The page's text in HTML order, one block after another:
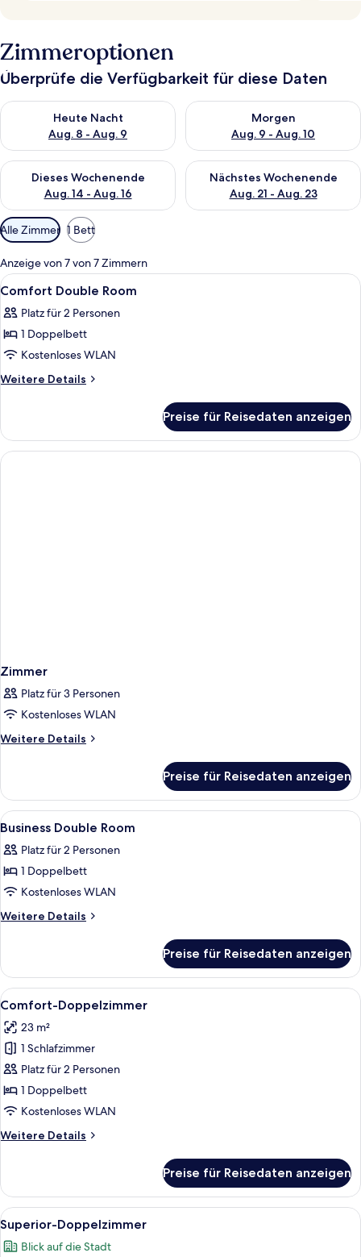
Zimmeroptionen
Überprüfe die Verfügbarkeit für diese Daten
Heute Nacht
Aug. 8 - Aug. 9
Überprüfe die Verfügbarkeit für heute Nacht, Aug. 8 - Aug. 9.
Morgen
Aug. 9 - Aug. 10
Überprüfe die Verfügbarkeit
Dieses Wochenende
Aug. 14 - Aug. 16
Überprüfe die Verfügbarkeit für dieses Wochenende, Aug. 14
Nächstes Wochenende
Aug. 21 - Aug. 23
Überprüfe die Verfügbarkeit
Verfügbare
Filter
für
Zimmer
Alle Zimmer 1 Bett
Anzeige von 7 von 7 Zimmern
Alle
Fotos
für
Comfort
Double
Room
Ein Hotelzimmer mit Bett,
6
Comfort Double Room
Platz für 2 Personen
1 Doppelbett
Kostenloses WLAN
Weitere Details
Weitere
Double
Room
Preise für Reisedaten anzeigen
Zimmer
Platz für 3 Personen
Kostenloses WLAN
Weitere Details
Weitere
Preise für Reisedaten anzeigen
Alle
Fotos
für
Business
Double
Room
Ein Hotelzimmer mit einem Bett,
5
Business Double Room
Platz für 2 Personen
1 Doppelbett
Kostenloses WLAN
Weitere Details
Weitere
Double
Room
Preise für Reisedaten anzeigen
Alle
Fotos
für
Comfort-
Doppelzimmer
anzeigen
Ein modernes Hotelzimmer mit
6
Comfort-Doppelzimmer
23 m²
1 Schlafzimmer
Platz für 2 Personen
1 Doppelbett
Kostenloses WLAN
Weitere Details
Weitere
Doppelzimmer
Preise für Reisedaten anzeigen
Alle
Fotos
für
Ein Hotelzimmer mit Bett, Stuhl,
8
Superior-Doppelzimmer
Blick auf die Stadt